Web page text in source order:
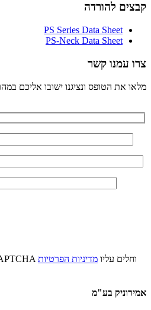
קבצים להורדה
PS Series Data Sheet
PS-Neck Data Sheet
צרו עמנו קשר
מלאו את הטופס ונציגנו ישובו אליכם
אתר זה מוגן על-ידי שירות reCAPTCHA וחלים עליו מדיניות הפרטיות
אמירוניק בע"מ